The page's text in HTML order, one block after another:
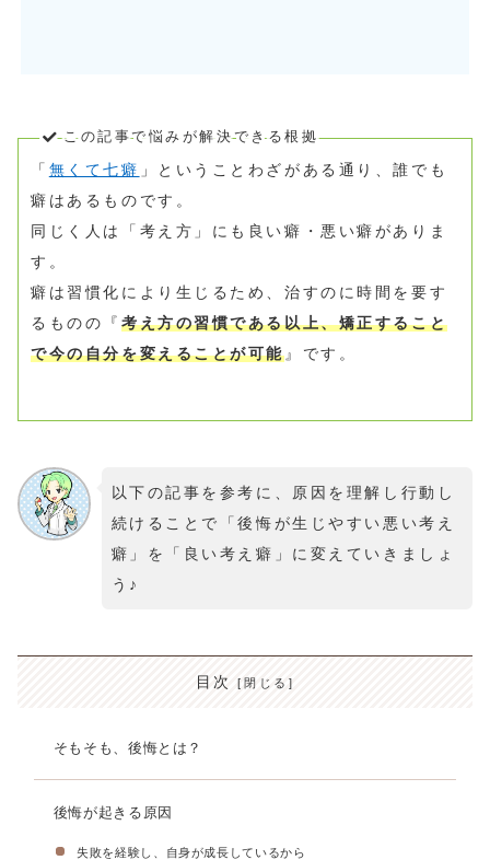
この記事で悩みが解決できる根拠
「 無くて七癖 」ということわざがある通り、誰でも
癖はあるものです。
同じく人は「考え方」にも良い癖・悪い癖がありま
す。
癖は習慣化により生じるため、治すのに時間を要す
るものの『 考え方の習慣である以上、矯正すること
で今の自分を変えることが可能』です。
以下の記事を参考に、原因を理解し行動し
続けることで「後悔が生じやすい悪い考え
癖」を「良い考え癖」に変えていきましょ
う♪
目次
そもそも、後悔とは？
後悔が起きる原因
失敗を経験し、自身が成長しているから